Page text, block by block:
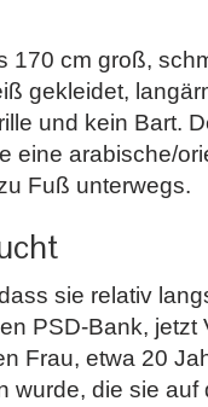
170 cm groß,
gekleidet,
und kein Bart.
eine arabische/
Fuß unterwegs.
sie relativ
PSD-Bank, jetzt
Frau, etwa 20
wurde, die sie